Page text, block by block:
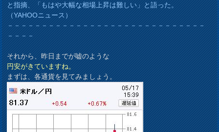
と指摘、「もはや大幅な相場上昇は難しい」と語った。
（YAHOOニュース）
－－－－－－－－－－－－－－－－－－－－－－－－－－－－－
－－－－
それから、昨日までが嘘のような
円安がきていますね。
まずは、各通貨を見てみましょう。